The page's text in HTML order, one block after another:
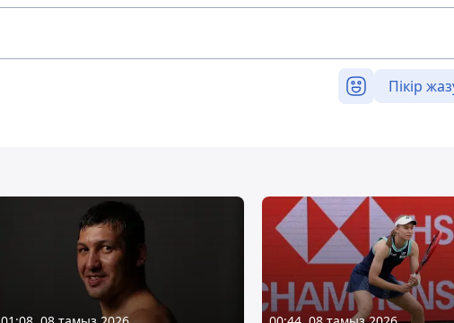
Пікір